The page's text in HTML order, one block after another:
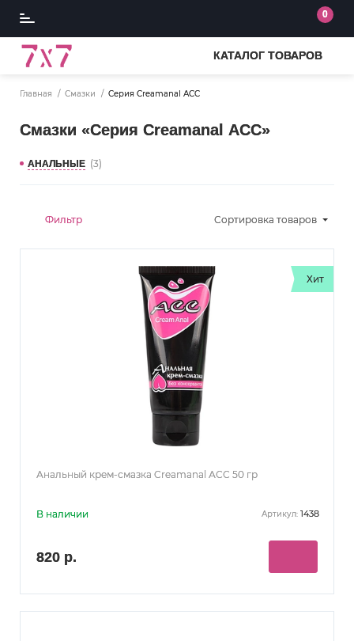
0
КАТАЛОГ ТОВАРОВ
Главная Смазки Серия Creamanal АСС
Смазки «Серия Creamanal АСС»
АНАЛЬНЫЕ (3)
Фильтр Сортировка товаров
Хит
Анальный крем-смазка Creamanal АСС 50 гр
В наличии Артикул: 1438
820 р.